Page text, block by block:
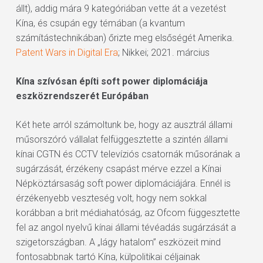
állt), addig mára 9 kategóriában vette át a vezetést
Kína, és csupán egy témában (a kvantum
számítástechnikában) őrizte meg elsőségét Amerika.
Patent Wars in Digital Era; Nikkei; 2021. március
Kína szívósan építi soft power diplomáciája
eszközrendszerét Európában
Két hete arról számoltunk be, hogy az ausztrál állami
műsorszóró vállalat felfüggesztette a szintén állami
kínai CGTN és CCTV televíziós csatornák műsorának a
sugárzását, érzékeny csapást mérve ezzel a Kínai
Népköztársaság soft power diplomáciájára. Ennél is
érzékenyebb veszteség volt, hogy nem sokkal
korábban a brit médiahatóság, az Ofcom függesztette
fel az angol nyelvű kínai állami tévéadás sugárzását a
szigetországban. A „lágy hatalom” eszközeit mind
fontosabbnak tartó Kína, külpolitikai céljainak